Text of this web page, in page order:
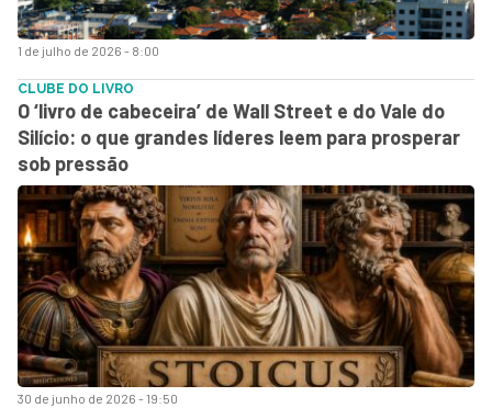
1 de julho de 2026 - 8:00
30 de junho de 2026 - 19:50
CLUBE DO LIVRO
O ‘livro de cabeceira’ de Wall Street e do Vale do
Silício: o que grandes líderes leem para prosperar
sob pressão